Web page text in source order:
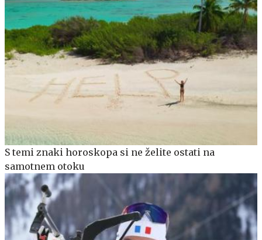
S temi znaki horoskopa si ne želite ostati na
samotnem otoku